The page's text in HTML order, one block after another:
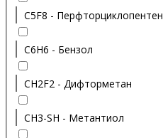
C5F8 - Перфторциклопентен
C6H6 - Бензол
CH2F2 - Дифторметан
CH3-SH - Метантиол